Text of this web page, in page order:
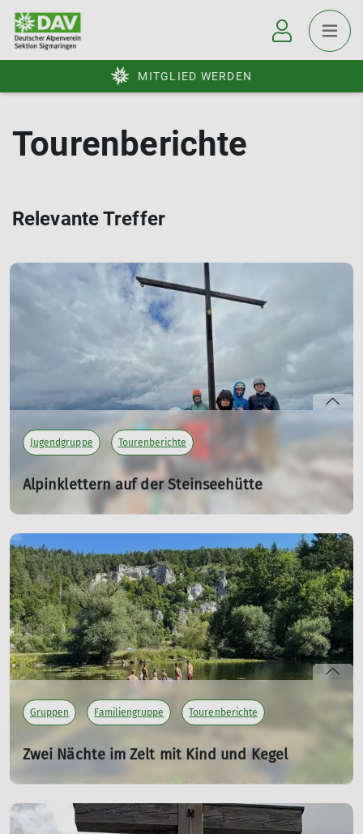
MITGLIED WERDEN
Tourenberichte
Relevante Treffer
Jugendgruppe Tourenberichte
Alpinklettern auf der Steinseehütte
Jugendausfahrt auf 2600 Meter
Dreitägige Ausfahrt der Jugendgruppe auf die
Steinseehütte in den Lechtaler Alpen
mehr erfahren
Gruppen Familiengruppe Tourenberichte
Zwei Nächte im Zelt mit Kind und Kegel
13.07.2025
Das schöne liegt so nah! Vier Familien zelten am Ufer der